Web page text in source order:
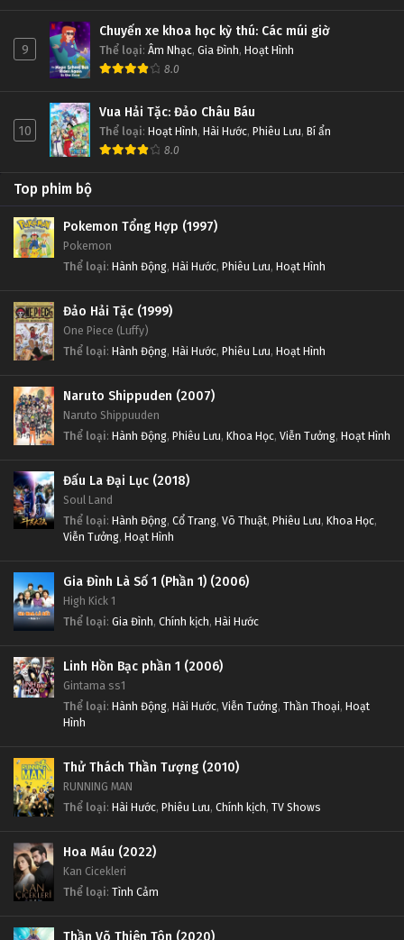
9
Chuyến xe khoa học kỳ thú: Các múi giờ
Thể loại: Âm Nhạc, Gia Đình, Hoạt Hình
8.0
10
Vua Hải Tặc: Đảo Châu Báu
Thể loại: Hoạt Hình, Hài Hước, Phiêu Lưu, Bí ẩn
8.0
Top phim bộ
Pokemon Tổng Hợp (1997)
Pokemon
Thể loại: Hành Động, Hài Hước, Phiêu Lưu, Hoạt Hình
Đảo Hải Tặc (1999)
One Piece (Luffy)
Thể loại: Hành Động, Hài Hước, Phiêu Lưu, Hoạt Hình
Naruto Shippuden (2007)
Naruto Shippuuden
Thể loại: Hành Động, Phiêu Lưu, Khoa Học, Viễn Tưởng, Hoạt Hình
Đấu La Đại Lục (2018)
Soul Land
Thể loại: Hành Động, Cổ Trang, Võ Thuật, Phiêu Lưu, Khoa Học,
Viễn Tưởng, Hoạt Hình
Gia Đình Là Số 1 (Phần 1) (2006)
High Kick 1
Thể loại: Gia Đình, Chính kịch, Hài Hước
Linh Hồn Bạc phần 1 (2006)
Gintama ss1
Thể loại: Hành Động, Hài Hước, Viễn Tưởng, Thần Thoại, Hoạt
Hình
Thử Thách Thần Tượng (2010)
RUNNING MAN
Thể loại: Hài Hước, Phiêu Lưu, Chính kịch, TV Shows
Hoa Máu (2022)
Kan Cicekleri
Thể loại: Tình Cảm